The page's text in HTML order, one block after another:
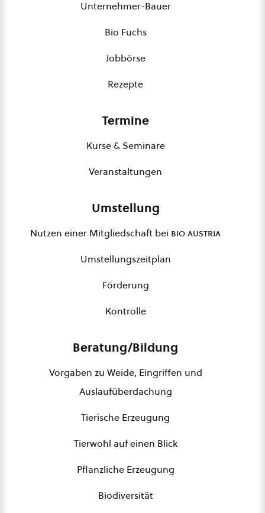
Unternehmer-Bauer
Bio Fuchs
Jobbörse
Rezepte
Termine
Kurse & Seminare
Veranstaltungen
Umstellung
Nutzen einer Mitgliedschaft bei bio austria
Umstellungszeitplan
Förderung
Kontrolle
Beratung/Bildung
Vorgaben zu Weide, Eingriffen und
Auslaufüberdachung
Tierische Erzeugung
Tierwohl auf einen Blick
Pflanzliche Erzeugung
Biodiversität